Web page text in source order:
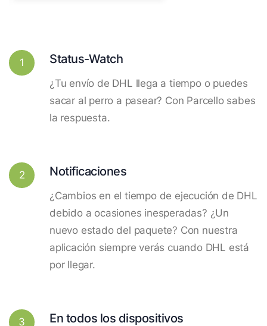
1 Status-Watch
¿Tu envío de DHL llega a tiempo o puedes
sacar al perro a pasear? Con Parcello sabes
la respuesta.
2 Notificaciones
¿Cambios en el tiempo de ejecución de DHL
debido a ocasiones inesperadas? ¿Un
nuevo estado del paquete? Con nuestra
aplicación siempre verás cuando DHL está
por llegar.
3 En todos los dispositivos